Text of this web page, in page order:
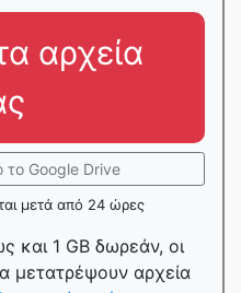
αρχεία
το Google Drive
μετά από 24 ώρες
και 1 GB δωρεάν, οι
μετατρέψουν αρχεία